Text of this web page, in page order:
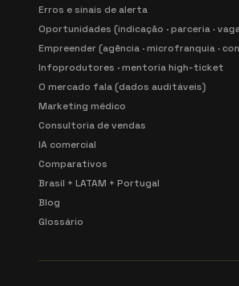
Erros e sinais de alerta
Oportunidades (indicação · parceria ·
Empreender (agência · microfranquia ·
Infoprodutores · mentoria high-ticket
O mercado fala (dados auditáveis)
Marketing médico
Consultoria de vendas
IA comercial
Comparativos
Brasil + LATAM + Portugal
Blog
Glossário